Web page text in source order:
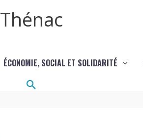
Thénac
ÉCONOMIE, SOCIAL ET SOLIDARITÉ
Rechercher